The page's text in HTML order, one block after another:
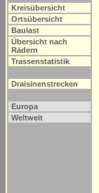
Kreisübersicht
Ortsübersicht
Baulast
Übersicht nach
Rädern
Trassenstatistik
Draisinenstrecken
Europa
Weltweit